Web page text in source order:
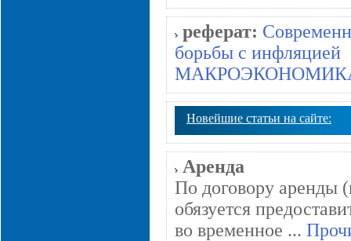
реферат:
борьбы с инфляцией
Новейшие статьи на сайте:
Аренда
По договору аренды
обязуется
во временное ...